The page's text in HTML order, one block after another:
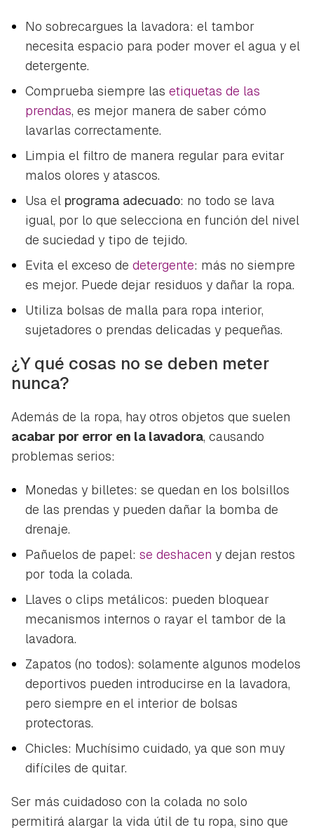
No sobrecargues la lavadora: el tambor
necesita espacio para poder mover el agua y el
detergente.
Comprueba siempre las etiquetas de las
prendas, es mejor manera de saber cómo
lavarlas correctamente.
Limpia el filtro de manera regular para evitar
malos olores y atascos.
Usa el programa adecuado: no todo se lava
igual, por lo que selecciona en función del nivel
de suciedad y tipo de tejido.
Evita el exceso de detergente: más no siempre
es mejor. Puede dejar residuos y dañar la ropa.
Utiliza bolsas de malla para ropa interior,
sujetadores o prendas delicadas y pequeñas.
¿Y qué cosas no se deben meter
nunca?
Además de la ropa, hay otros objetos que suelen
acabar por error en la lavadora, causando
problemas serios:
Monedas y billetes: se quedan en los bolsillos
de las prendas y pueden dañar la bomba de
drenaje.
Pañuelos de papel: se deshacen y dejan restos
por toda la colada.
Llaves o clips metálicos: pueden bloquear
mecanismos internos o rayar el tambor de la
lavadora.
Zapatos (no todos): solamente algunos modelos
deportivos pueden introducirse en la lavadora,
pero siempre en el interior de bolsas
protectoras.
Chicles: Muchísimo cuidado, ya que son muy
difíciles de quitar.
Ser más cuidadoso con la colada no solo
permitirá alargar la vida útil de tu ropa, sino que